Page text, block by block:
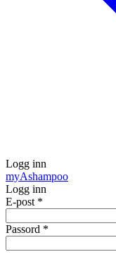
Logg inn
myAshampoo
Logg inn
E-post *
Passord *